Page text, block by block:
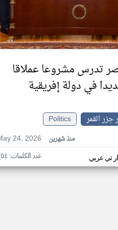
تدرس مشروعا عملاقا
في دولة إفريقية
جزر القمر
Politics
24, 2026
منذ شهرين
ار تي عربي عدد الكلمات: ٢٥٤